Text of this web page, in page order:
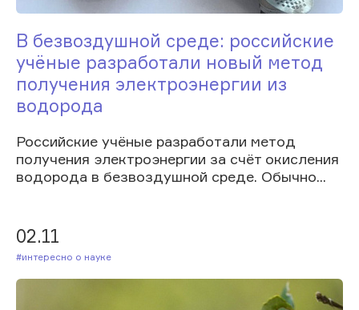
В безвоздушной среде: российские
учёные разработали новый метод
получения электроэнергии из
водорода
Российские учёные разработали метод
получения электроэнергии за счёт окисления
водорода в безвоздушной среде. Обычно...
02.11
#Интересно о науке